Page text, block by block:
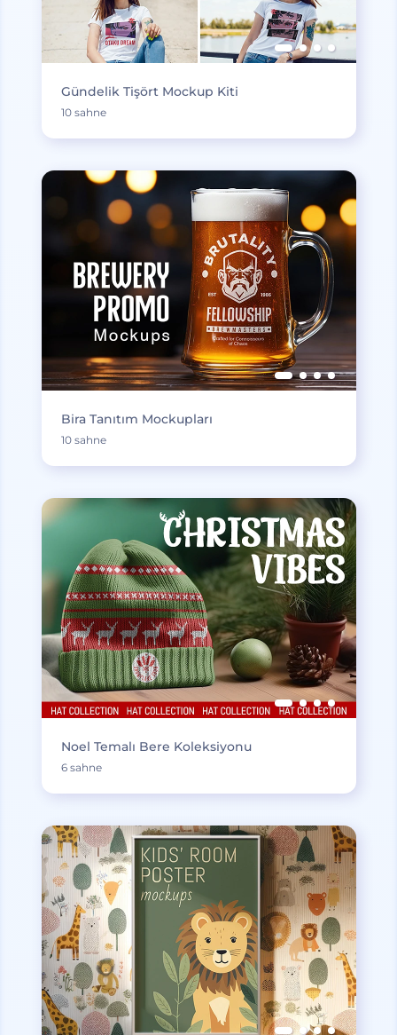
Gündelik Tişört Mockup Kiti
10 sahne
Bira Tanıtım Mockupları
10 sahne
Noel Temalı Bere Koleksiyonu
6 sahne